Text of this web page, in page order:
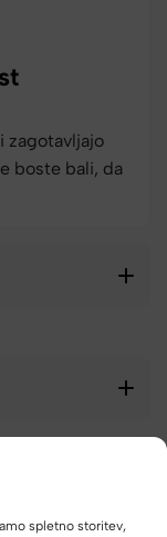
spletno storitev,
zagotavljajo
boste bali, da